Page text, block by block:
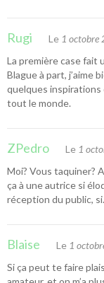
Rugi Le 1 octobre
La première case fait
Blague à part, j’aime
quelques inspirations
tout le monde.
ZPedro Le 1
Moi? Vous taquiner?
ça à une autrice si
réception du public,
Blaise Le 1
Si ça peut te faire